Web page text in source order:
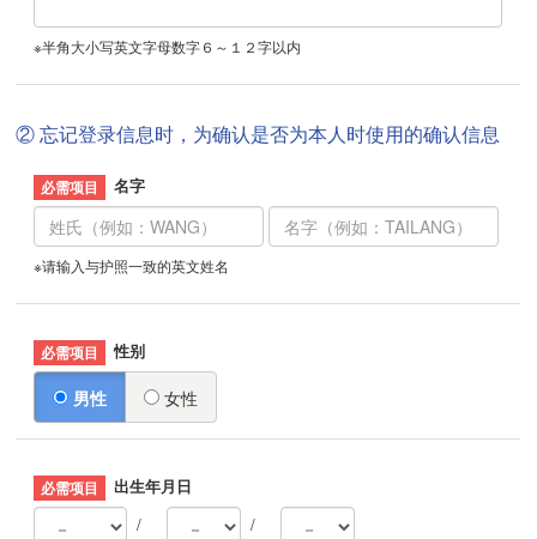
※半角大小写英文字母数字６～１２字以内
② 忘记登录信息时，为确认是否为本人时使用的确认信息
名字
※请输入与护照一致的英文姓名
性别
男性 女性
出生年月日
/
/